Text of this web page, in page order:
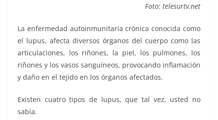
Foto: telesurtv.net
La enfermedad autoinmunitaria crónica conocida como
el lupus, afecta diversos órganos del cuerpo como las
articulaciones, los riñones, la piel, los pulmones, los
riñones y los vasos sanguíneos, provocando inflamación
y daño en el tejido en los órganos afectados.
Existen cuatro tipos de lupus, que tal vez, usted no
sabía.